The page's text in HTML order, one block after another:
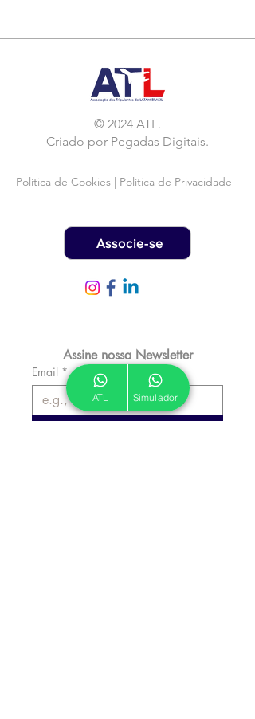
© 2024 ATL.
Criado por Pegadas Digitais.
Política de Cookies | Política de Privacidade
Associe-se
Assine nossa Newsletter
Email *
ATL Simulador